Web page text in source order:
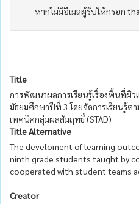
หากไม่มีอีเมลผู้รับให้กรอก
Title
การพัฒนาผลการเรียนรู้เรื่องพื้นที่ผิ
มัธยมศึกษาปีที่ 3 โดยจัดการเรียนรู้
เทคนิคกลุ่มผลสัมฤทธิ์ (STAD)
Title Alternative
The develoment of learning
ninth grade students taught by
cooperated with student teams
Creator